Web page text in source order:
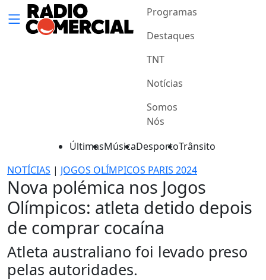
Programas
Destaques
TNT
Notícias
Somos
Nós
ÚltimasMúsicaDesportoTrânsito
NOTÍCIAS | JOGOS OLÍMPICOS PARIS 2024
Nova polémica nos Jogos
Olímpicos: atleta detido depois
de comprar cocaína
Atleta australiano foi levado preso
pelas autoridades.